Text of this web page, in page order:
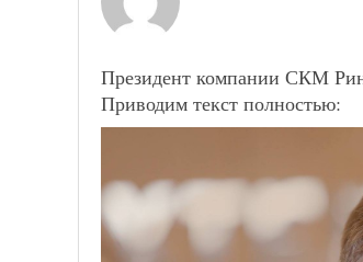
Президент компании СКМ
Приводим текст полностью: